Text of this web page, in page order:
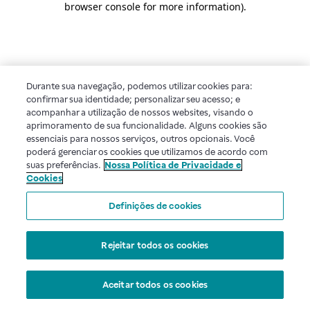
browser console for more information).
Durante sua navegação, podemos utilizar cookies para:
confirmar sua identidade; personalizar seu acesso; e
acompanhar a utilização de nossos websites, visando o
aprimoramento de sua funcionalidade. Alguns cookies são
essenciais para nossos serviços, outros opcionais. Você
poderá gerenciar os cookies que utilizamos de acordo com
suas preferências. Nossa Política de Privacidade e
Cookies
Definições de cookies
Rejeitar todos os cookies
Aceitar todos os cookies